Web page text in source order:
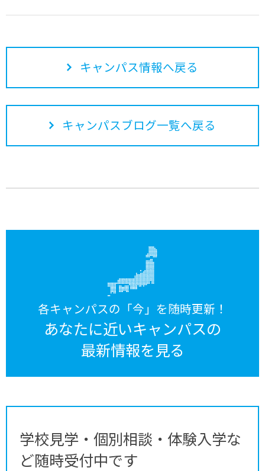
キャンパス情報へ戻る
キャンパスブログ一覧へ戻る
各キャンパスの「今」を随時更新！
あなたに近いキャンパスの
最新情報を見る
学校見学・個別相談・体験入学な
ど随時受付中です